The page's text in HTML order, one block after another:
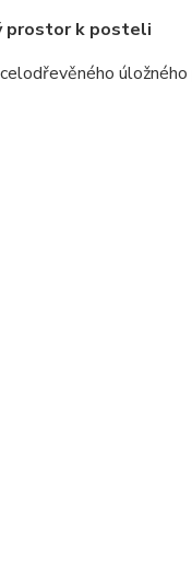
prostor k posteli